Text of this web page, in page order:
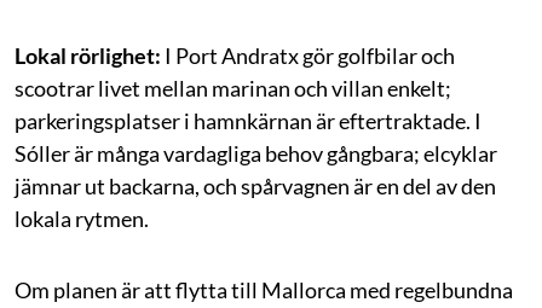
Lokal rörlighet: I Port Andratx gör golfbilar och
scootrar livet mellan marinan och villan enkelt;
parkeringsplatser i hamnkärnan är eftertraktade. I
Sóller är många vardagliga behov gångbara; elcyklar
jämnar ut backarna, och spårvagnen är en del av den
lokala rytmen.
Om planen är att flytta till Mallorca med regelbundna